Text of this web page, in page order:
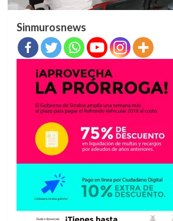
Sinmurosnews